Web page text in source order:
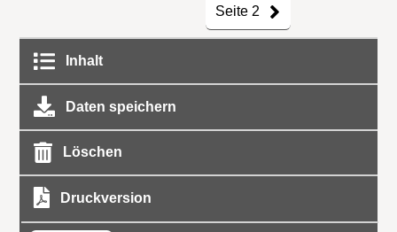
Seite 2
Inhalt
Daten speichern
Löschen
Druckversion